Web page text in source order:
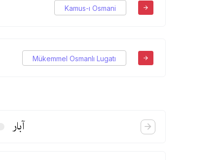
Kamus-ı Osmani
Mükemmel Osmanlı Lugatı
آبار